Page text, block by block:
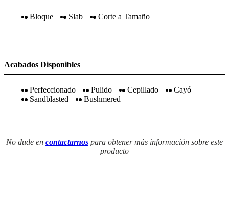
Bloque Slab Corte a Tamaño
Acabados Disponibles
Perfeccionado Pulido Cepillado
Cayó
Sandblasted
Bushmered
No dude en contactarnos para obtener más información sobre este
producto